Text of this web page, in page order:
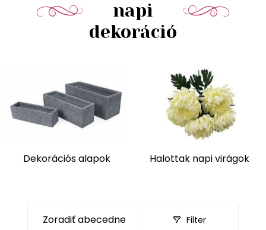
napi
dekoráció
Dekorációs alapok Halottak napi virágok
Filter